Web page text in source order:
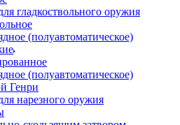
гладкоствольного оружия
(полуавтоматическое)
(полуавтоматическое)
Генри
нарезного оружия